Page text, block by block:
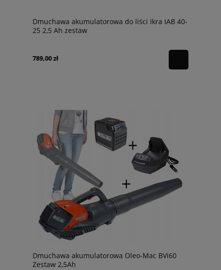
Dmuchawa akumulatorowa do liści Ikra IAB 40-
25 2,5 Ah zestaw
789,00 zł
Dmuchawa akumulatorowa Oleo-Mac BVi60
Zestaw 2,5Ah